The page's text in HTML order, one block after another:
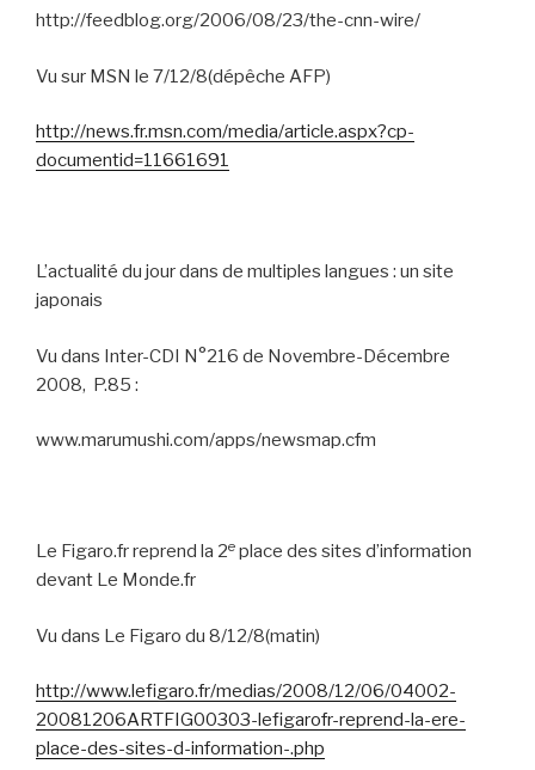
http://feedblog.org/2006/08/23/the-cnn-wire/
Vu sur MSN le 7/12/8(dépêche AFP)
http://news.fr.msn.com/media/article.aspx?cp-
documentid=11661691
L’actualité du jour dans de multiples langues : un site
japonais
Vu dans Inter-CDI N°216 de Novembre-Décembre
2008, P.85 :
www.marumushi.com/apps/newsmap.cfm
Le Figaro.fr reprend la 2e place des sites d’information
devant Le Monde.fr
Vu dans Le Figaro du 8/12/8(matin)
http://www.lefigaro.fr/medias/2008/12/06/04002-
20081206ARTFIG00303-lefigarofr-reprend-la-ere-
place-des-sites-d-information-.php